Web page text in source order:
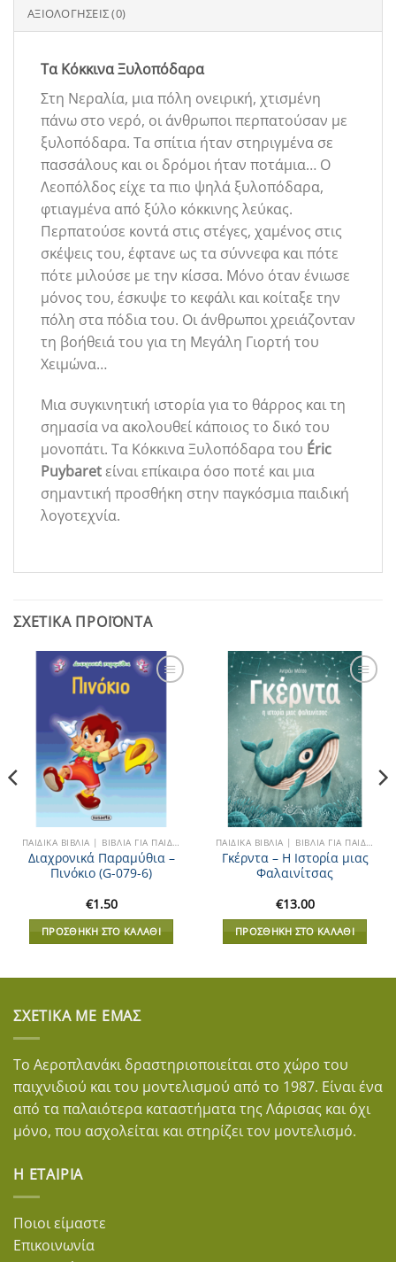
ΑΞΙΟΛΟΓΉΣΕΙΣ (0)
Τα Κόκκινα Ξυλοπόδαρα
Στη Νεραλία, μια πόλη ονειρική, χτισμένη
πάνω στο νερό, οι άνθρωποι περπατούσαν με
ξυλοπόδαρα. Τα σπίτια ήταν στηριγμένα σε
πασσάλους και οι δρόμοι ήταν ποτάμια… Ο
Λεοπόλδος είχε τα πιο ψηλά ξυλοπόδαρα,
φτιαγμένα από ξύλο κόκκινης λεύκας.
Περπατούσε κοντά στις στέγες, χαμένος στις
σκέψεις του, έφτανε ως τα σύννεφα και πότε
πότε μιλούσε με την κίσσα. Μόνο όταν ένιωσε
μόνος του, έσκυψε το κεφάλι και κοίταξε την
πόλη στα πόδια του. Οι άνθρωποι χρειάζονταν
τη βοήθειά του για τη Μεγάλη Γιορτή του
Χειμώνα…
Μια συγκινητική ιστορία για το θάρρος και τη
σημασία να ακολουθεί κάποιος το δικό του
μονοπάτι. Τα Κόκκινα Ξυλοπόδαρα του Éric
Puybaretείναι επίκαιρα όσο ποτέ και μια
σημαντική προσθήκη στην παγκόσμια παιδική
λογοτεχνία.
ΣΧΕΤΙΚΆ ΠΡΟΪΌΝΤΑ
ΠΑΙΔΙΚΆ ΒΙΒΛΊΑ | ΒΙΒΛΊΑ ΓΙΑ ΠΑΙΔΙΆ
Διαχρονικά Παραμύθια –
Πινόκιο (G-079-6)
€1.50
ΠΡΟΣΘΉΚΗ ΣΤΟ ΚΑΛΆΘΙ
Add to
Wishlist
ΠΑΙΔΙΚΆ ΒΙΒΛΊΑ | ΒΙΒΛΊΑ ΓΙΑ ΠΑΙΔΙΆ
Γκέρντα – Η Ιστορία μιας
Φαλαινίτσας
€13.00
ΠΡΟΣΘΉΚΗ ΣΤΟ ΚΑΛΆΘΙ
ΣΧΕΤΙΚΆ ΜΕ ΕΜΆΣ
Το Αεροπλανάκι δραστηριοποιείται στο χώρο του
παιχνιδιού και του μοντελισμού από το 1987. Είναι ένα
από τα παλαιότερα καταστήματα της Λάρισας και όχι
μόνο, που ασχολείται και στηρίζει τον μοντελισμό.
Η ΕΤΑΙΡΊΑ
Ποιοι είμαστε
Επικοινωνία